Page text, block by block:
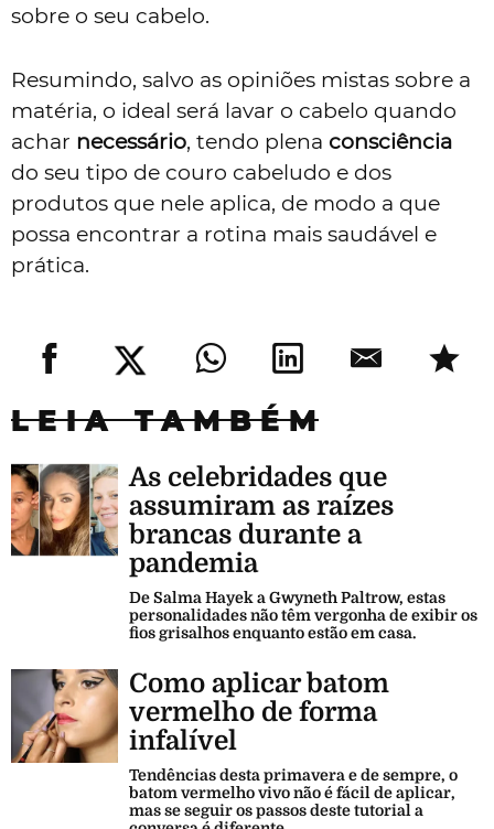
sobre o seu cabelo.
Resumindo, salvo as opiniões mistas sobre a
matéria, o ideal será lavar o cabelo quando
achar necessário, tendo plena consciência
do seu tipo de couro cabeludo e dos
produtos que nele aplica, de modo a que
possa encontrar a rotina mais saudável e
prática.
LEIA TAMBÉM
As celebridades que
assumiram as raízes
brancas durante a
pandemia
De Salma Hayek a Gwyneth Paltrow, estas
personalidades não têm vergonha de exibir os
fios grisalhos enquanto estão em casa.
Como aplicar batom
vermelho de forma
infalível
Tendências desta primavera e de sempre, o
batom vermelho vivo não é fácil de aplicar,
mas se seguir os passos deste tutorial a